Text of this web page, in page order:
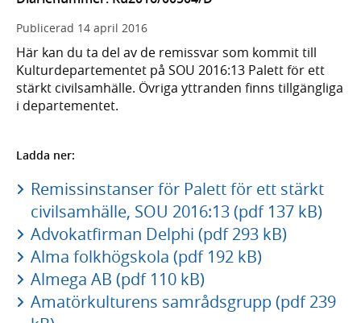
Publicerad 14 april 2016
Här kan du ta del av de remissvar som kommit till
Kulturdepartementet på SOU 2016:13 Palett för ett
stärkt civilsamhälle. Övriga yttranden finns tillgängliga
i departementet.
Ladda ner:
Remissinstanser för Palett för ett stärkt
civilsamhälle, SOU 2016:13 (pdf 137 kB)
Advokatfirman Delphi (pdf 293 kB)
Alma folkhögskola (pdf 192 kB)
Almega AB (pdf 110 kB)
Amatörkulturens samrådsgrupp (pdf 239